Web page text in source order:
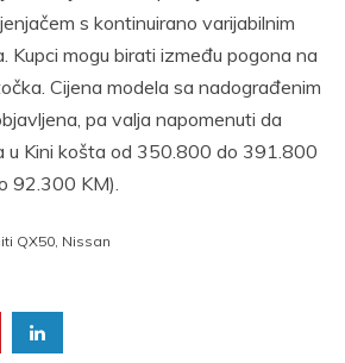
s kontinuirano varijabilnim
Kupci mogu birati između pogona na
Cijena modela sa nadograđenim
pa valja napomenuti da
u Kini košta od 350.800 do 391.800
92.300 KM).
QX50 Nissan